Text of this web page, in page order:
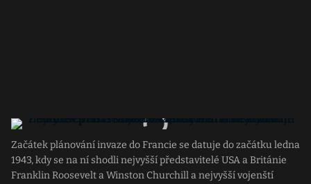
Začátek plánování invaze do Francie se datuje do začátku ledna
1943, kdy se na ní shodli nejvyšší představitelé USA a Británie
Franklin Roosevelt a Winston Churchill a nejvyšší vojenští